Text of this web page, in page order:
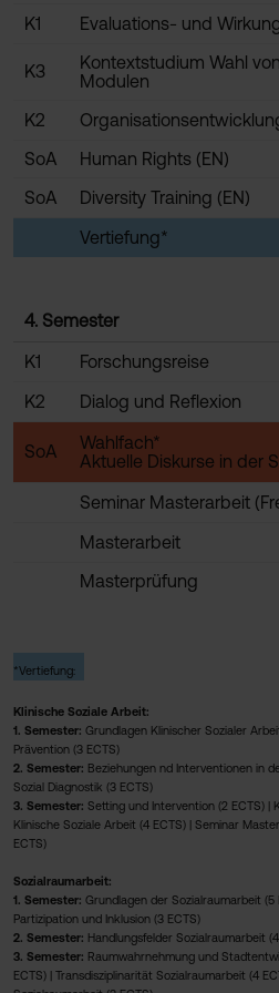
K1 Evaluations- und
K3
Kontextstudium Wahl
Modulen
K2
SoA
Human Rights (EN)
SoA
Diversity Training (EN)
Vertiefung*
4. Semester
K1 Forschungsreise
K2
Dialog und Reflexion
SoA
Wahlfach*
Aktuelle Diskurse in der
Seminar Masterarbeit
Masterarbeit
Masterprüfung
*Vertiefung:
Klinische Soziale Arbeit:
1. Semester: Grundlagen Klinischer Sozialer
Prävention (3 ECTS)
2. Semester: Beziehungen nd Interventionen in
Sozial Diagnostik (3 ECTS)
3. Semester: Setting und Intervention (2 ECTS) |
Klinische Soziale Arbeit (4 ECTS) | Seminar
ECTS)
Sozialraumarbeit:
1. Semester: Grundlagen der Sozialraumarbeit
Partizipation und Inklusion (3 ECTS)
2. Semester: Handlungsfelder Sozialraumarbeit
3. Semester: Raumwahrnehmung und
ECTS) | Transdisziplinarität Sozialraumarbeit (4